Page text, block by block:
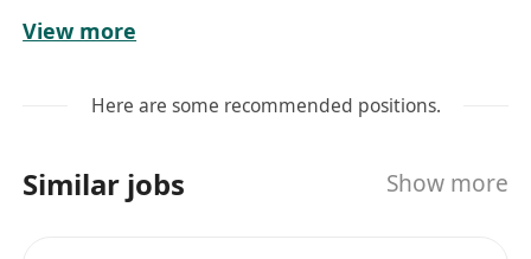
按倉儲管理要求進行貨物擺放，保持倉庫整潔有
配合出入倉流程，協助填寫及核對相關物流單據
定期參與盤點作業，協助清點庫存，並匯報差異
View more
Here are some recommended positions.
Similar jobs Show more